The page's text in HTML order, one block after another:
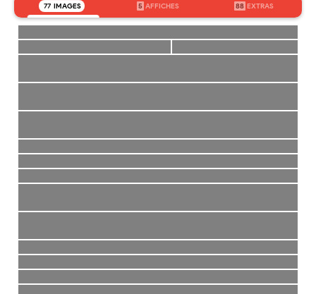
77 IMAGES 5 AFFICHES 88 EXTRAS